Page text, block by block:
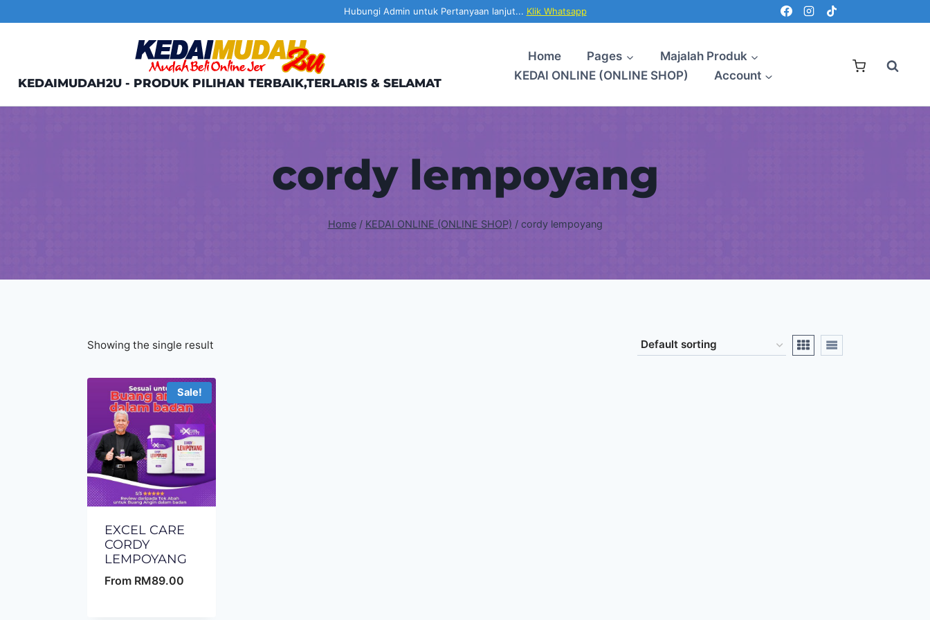
to
Hubungi Admin untuk Pertanyaan lanjut... Klik Whatsapp
KEDAIMUDAH2U - PRODUK PILIHAN TERBAIK,TERLARIS & SELAMAT
Home Pages
Majalah Produk
KEDAI ONLINE (ONLINE SHOP)
Account
cordy lempoyang
Home / KEDAI ONLINE (ONLINE SHOP) / cordy lempoyang
Showing the single result
Sale!
EXCEL CARE
CORDY
LEMPOYANG
From RM89.00